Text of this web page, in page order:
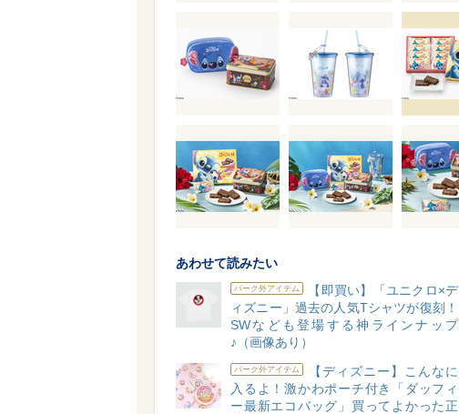
あわせて読みたい
パーク外アイテム
【即買い】「ユニクロ×デ
ィズニー」過去の人気Tシャツが復刻！
SWなども登場する神ラインナップ
♪（画像あり）
パーク外アイテム
【ディズニー】こんなに
入るよ！激かわポーチ付き「ダッフィ
ー最新エコバッグ」買ってよかった正